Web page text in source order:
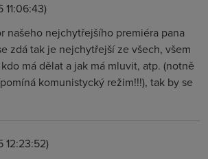
11:06:43)
našeho nejchytřejšího premiéra pana
zdá tak je nejchytřejší ze všech, všem
má dělat a jak má mluvit, atp. (notně
komunistycký režim!!!), tak by se
12:23:52)